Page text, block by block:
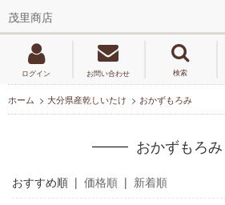
茂里商店
ログイン お問い合わせ 検索
ホーム > 大分県産乾しいたけ > おかずもろみ
おかずもろみ
おすすめ順 | 価格順 | 新着順